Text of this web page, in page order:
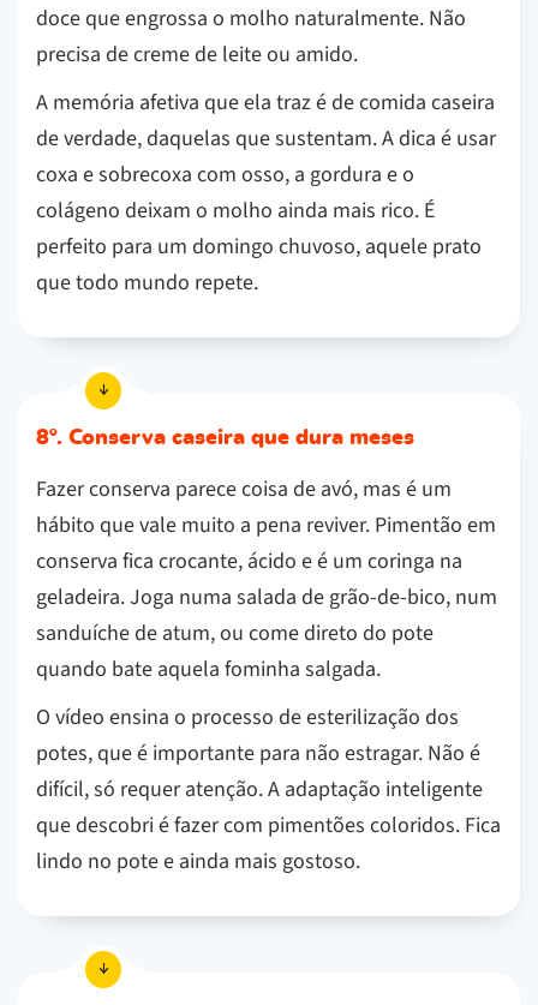
doce que engrossa o molho naturalmente. Não
precisa de creme de leite ou amido.
A memória afetiva que ela traz é de comida caseira
de verdade, daquelas que sustentam. A dica é usar
coxa e sobrecoxa com osso, a gordura e o
colágeno deixam o molho ainda mais rico. É
perfeito para um domingo chuvoso, aquele prato
que todo mundo repete.
8º. Conserva caseira que dura meses
Fazer conserva parece coisa de avó, mas é um
hábito que vale muito a pena reviver. Pimentão em
conserva fica crocante, ácido e é um coringa na
geladeira. Joga numa salada de grão-de-bico, num
sanduíche de atum, ou come direto do pote
quando bate aquela fominha salgada.
O vídeo ensina o processo de esterilização dos
potes, que é importante para não estragar. Não é
difícil, só requer atenção. A adaptação inteligente
que descobri é fazer com pimentões coloridos. Fica
lindo no pote e ainda mais gostoso.